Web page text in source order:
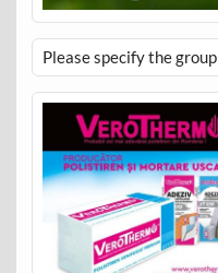
Please specify the group